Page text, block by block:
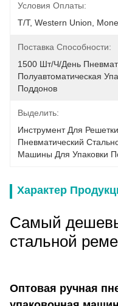
Условия Оплаты:
T/T, Western Union,
Поставка Способности:
1500 Шт/ч/день
Полуавтоматическая
Поддонов
Выделить:
Инструмент Для
Пневматический
Машины Для Упаковки
Характер
Самый
стальной
Оптовая ручная